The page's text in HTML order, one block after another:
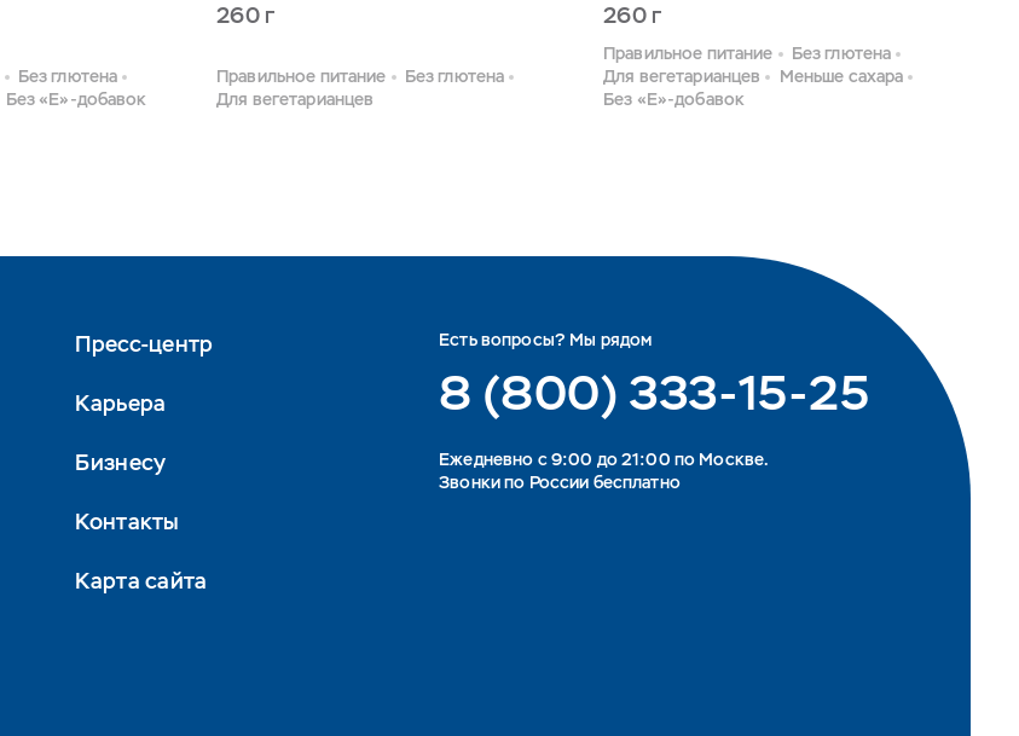
Без глютена
Без «Е»-добавок
260 г
Правильное питание
Без глютена
Для вегетарианцев
260 г
Правильное питание
Без глютена
Для вегетарианцев
Меньше сахара
Без «Е»-добавок
Пресс-центр
Карьера
Бизнесу
Контакты
Карта сайта
Есть вопросы? Мы рядом
8 (800) 333-15-25
Eжедневно с 9:00 до 21:00 по Москве.
Звонки по России бесплатно